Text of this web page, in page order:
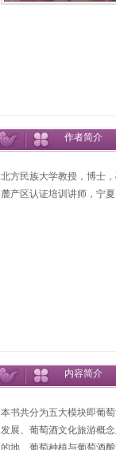
作者简介
北方民族大学教授，博士
麓产区认证培训讲师，宁
内容简介
本书共分为五大模块即葡
发展、葡萄酒文化旅游概
的地、葡萄种植与葡萄酒